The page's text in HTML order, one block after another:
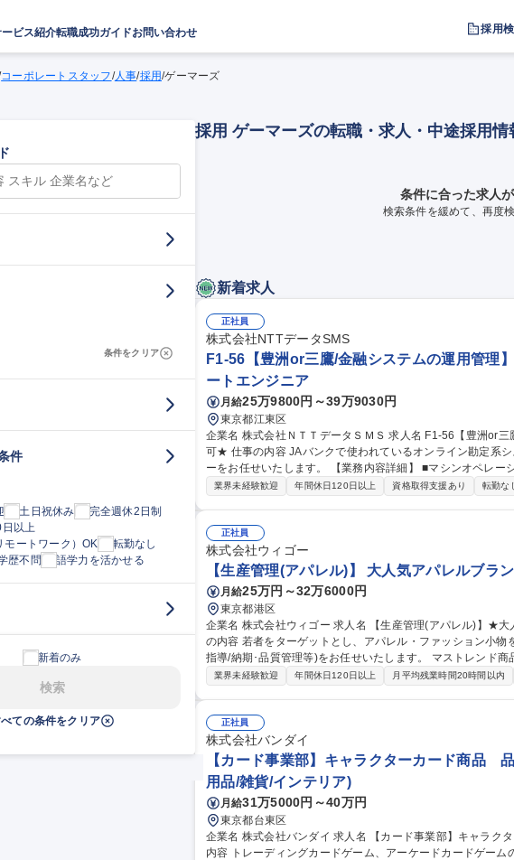
ビス紹介転職成功ガイドお問い合わせ 採用
コーポレートスタッフ/人事/採用/ゲーマーズ
条件をクリア
件
土日祝休み
完全週休2日制
以上
モートワーク）OK
転勤なし
歴不問 語学力を活かせる
新着のみ
検索
ての条件をクリア
採用 ゲーマーズの転職・求人・中途採用情
条件に合った求人
検索条件を緩めて、再度
新着求人
正社員
株式会社NTTデータSMS
F1-56【豊洲or三鷹/金融システムの運用管理
ートエンジニア
月給25万9800円～39万9030円
東京都江東区
企業名 株式会社ＮＴＴデータＳＭＳ 求人名 F1-56【豊洲or三鷹/金融システムの運用管理】★26歳以下限定未経験
可★ 仕事の内容 JAバンクで使われているオンライン勘定系システム（金融勘定システム）の運用管理オペレータ
ーをお任せいたします。 【業務内容詳細】 ■マシンオペレーション、監視、インシデント対応 ■システム開発に伴
う運用受け入れ推進 ■改善活動、各種報告書作成 【業務の魅
業界未経験歓迎 年間休日120日以上 資格取得支援あり 転勤なし
正社員
株式会社ウィゴー
【生産管理(アパレル)】 大人気アパレルブラ
月給25万円～32万6000円
東京都港区
企業名 株式会社ウィゴー 求人名 【生産管理(アパレル)】★大人気アパレルブランド「WEGO」/残業平均10h 仕事
の内容 若者をターゲットとし、アパレル・ファッション小物
指導/納期･品質管理等)をお任せいたします。 マストレンド商品を、様々な生産戦略を通して安定した品質、低コ
ストで供給出来る生産体制を構築する事が当ポジションのミ
ド「WEGO」/残業平均10h
業界未経験歓迎 年間休日120日以上 月平均残業時間20時間以内
正社員
株式会社バンダイ
【カード事業部】キャラクターカード商品
用品/雑貨/インテリア)
月給31万5000円～40万円
東京都台東区
企業名 株式会社バンダイ 求人名 【カード事業部】キャラクターカード商品 品質管理担当★シェア拡大中 仕事の
内容 トレーディングカードゲーム、アーケードカードゲームの品質管理